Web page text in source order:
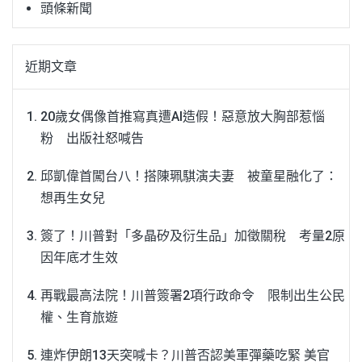
頭條新聞
近期文章
20歲女偶像首推寫真遭AI造假！惡意放大胸部惹惱
粉 出版社怒喊告
邱凱偉首闖台八！搭陳珮騏演夫妻 被童星融化了：
想再生女兒
簽了！川普對「多晶矽及衍生品」加徵關稅 考量2原
因年底才生效
再戰最高法院！川普簽署2項行政命令 限制出生公民
權、生育旅遊
連炸伊朗13天突喊卡？川普否認美軍彈藥吃緊 美官